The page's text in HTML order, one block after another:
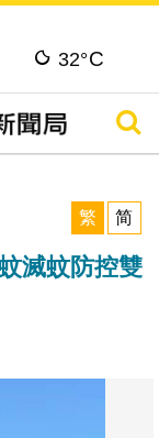
32°C
搜尋
繁
简
滅蚊防控雙